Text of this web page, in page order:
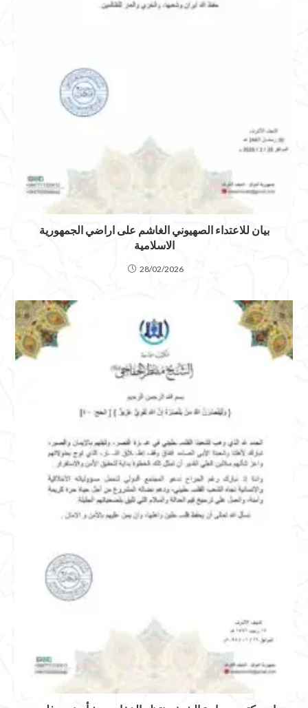
بيان للاعتداء الصهيوني الغاشم على اراضي الجمهورية
الاسلامية
28/02/2026